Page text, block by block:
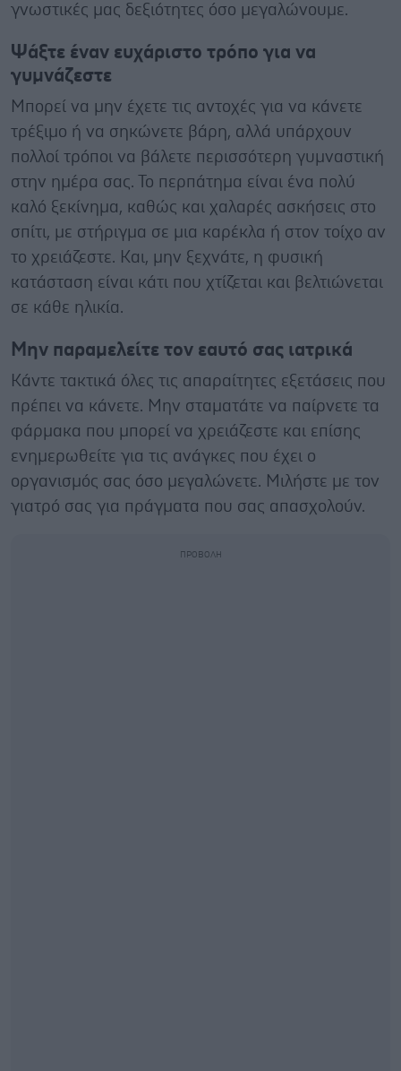
γνωστικές μας δεξιότητες όσο μεγαλώνουμε.
Ψάξτε έναν ευχάριστο τρόπο για να
γυμνάζεστε
Μπορεί να μην έχετε τις αντοχές για να κάνετε
τρέξιμο ή να σηκώνετε βάρη, αλλά υπάρχουν
πολλοί τρόποι να βάλετε περισσότερη γυμναστική
στην ημέρα σας. Το περπάτημα είναι ένα πολύ
καλό ξεκίνημα, καθώς και χαλαρές ασκήσεις στο
σπίτι, με στήριγμα σε μια καρέκλα ή στον τοίχο αν
το χρειάζεστε. Και, μην ξεχνάτε, η φυσική
κατάσταση είναι κάτι που χτίζεται και βελτιώνεται
σε κάθε ηλικία.
Μην παραμελείτε τον εαυτό σας ιατρικά
Κάντε τακτικά όλες τις απαραίτητες εξετάσεις που
πρέπει να κάνετε. Μην σταματάτε να παίρνετε τα
φάρμακα που μπορεί να χρειάζεστε και επίσης
ενημερωθείτε για τις ανάγκες που έχει ο
οργανισμός σας όσο μεγαλώνετε. Μιλήστε με τον
γιατρό σας για πράγματα που σας απασχολούν.